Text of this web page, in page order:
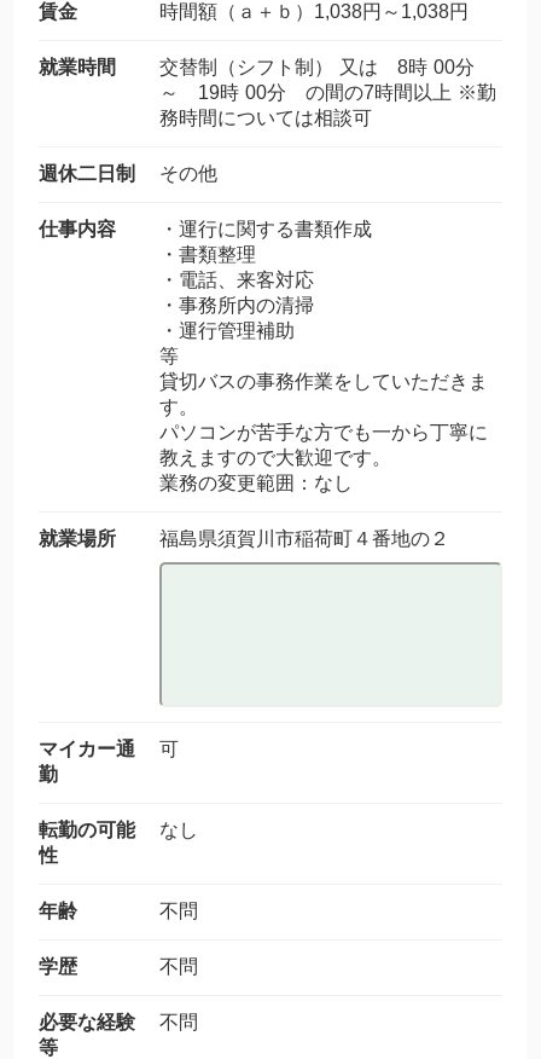
賃金 時間額（ａ＋ｂ）1,038円～1,038円
就業時間
交替制（シフト制） 又は 8時 00分
～ 19時 00分 の間の7時間以上 ※勤
務時間については相談可
週休二日制 その他
仕事内容
・運行に関する書類作成
・書類整理
・電話、来客対応
・事務所内の清掃
・運行管理補助
等
貸切バスの事務作業をしていただきま
す。
パソコンが苦手な方でも一から丁寧に
教えますので大歓迎です。
業務の変更範囲：なし
就業場所 福島県須賀川市稲荷町４番地の２
マイカー通
勤
可
転勤の可能
性
なし
年齢 不問
学歴 不問
必要な経験
等
不問